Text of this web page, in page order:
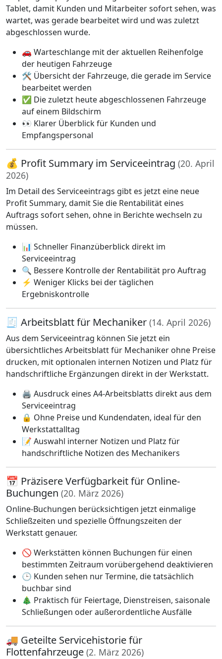
Tablet, damit Kunden und Mitarbeiter sofort sehen, was
wartet, was gerade bearbeitet wird und was zuletzt
abgeschlossen wurde.
🚗 Warteschlange mit der aktuellen Reihenfolge
der heutigen Fahrzeuge
🛠️ Übersicht der Fahrzeuge, die gerade im Service
bearbeitet werden
✅ Die zuletzt heute abgeschlossenen Fahrzeuge
auf einem Bildschirm
👀 Klarer Überblick für Kunden und
Empfangspersonal
💰 Profit Summary im Serviceeintrag (20. April
2026)
Im Detail des Serviceeintrags gibt es jetzt eine neue
Profit Summary, damit Sie die Rentabilität eines
Auftrags sofort sehen, ohne in Berichte wechseln zu
müssen.
📊 Schneller Finanzüberblick direkt im
Serviceeintrag
🔍 Bessere Kontrolle der Rentabilität pro Auftrag
⚡ Weniger Klicks bei der täglichen
Ergebniskontrolle
🧾 Arbeitsblatt für Mechaniker (14. April 2026)
Aus dem Serviceeintrag können Sie jetzt ein
übersichtliches Arbeitsblatt für Mechaniker ohne Preise
drucken, mit optionalen internen Notizen und Platz für
handschriftliche Ergänzungen direkt in der Werkstatt.
🖨️ Ausdruck eines A4-Arbeitsblatts direkt aus dem
Serviceeintrag
🔒 Ohne Preise und Kundendaten, ideal für den
Werkstattalltag
📝 Auswahl interner Notizen und Platz für
handschriftliche Notizen des Mechanikers
📅 Präzisere Verfügbarkeit für Online-
Buchungen (20. März 2026)
Online-Buchungen berücksichtigen jetzt einmalige
Schließzeiten und spezielle Öffnungszeiten der
Werkstatt genauer.
🚫 Werkstätten können Buchungen für einen
bestimmten Zeitraum vorübergehend deaktivieren
🕒 Kunden sehen nur Termine, die tatsächlich
buchbar sind
🎄 Praktisch für Feiertage, Dienstreisen, saisonale
Schließungen oder außerordentliche Ausfälle
🚚 Geteilte Servicehistorie für
Flottenfahrzeuge (2. März 2026)